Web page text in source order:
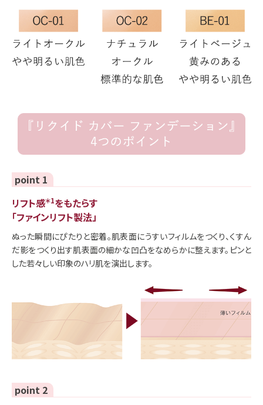
point 1
リフト感＊1をもたらす
「ファインリフト製法」
ぬった瞬間にぴたりと密着。肌表面にうすいフィルムをつくり、くすん
だ影をつくり出す肌表面の細かな凹凸をなめらかに整えます。ピンと
した若々しい印象のハリ肌を演出します。
point 2